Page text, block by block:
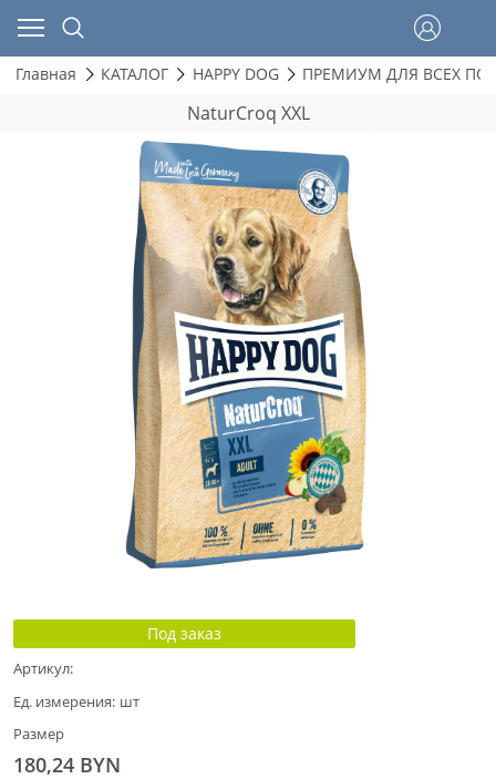
Главная КАТАЛОГ HAPPY DOG ПРЕМИУМ ДЛЯ ВСЕХ
NaturCroq XXL
Под заказ
Артикул:
Ед. измерения: шт
Размер
180,24 BYN